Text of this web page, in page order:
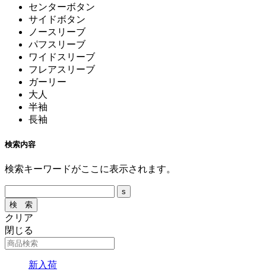
センターボタン
サイドボタン
ノースリーブ
パフスリーブ
ワイドスリーブ
フレアスリーブ
ガーリー
大人
半袖
長袖
検索内容
検索キーワードがここに表示されます。
クリア
閉じる
新入荷